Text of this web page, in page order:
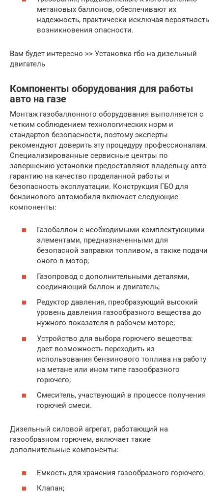
метановых баллонов, обеспечивают их
надежность, практически исключая вероятность
возникновения опасности.
Вам будет интересно >> Установка гбо на дизельный
двигатель
Компоненты оборудования для работы
авто на газе
Монтаж газобаллонного оборудования выполняется с
четким соблюдением технологических норм и
стандартов безопасности, поэтому эксперты
рекомендуют доверить эту процедуру профессионалам.
Специализированные сервисные центры по
завершению установки предоставляют владельцу авто
гарантию на качество проделанной работы и
безопасность эксплуатации. Конструкция ГБО для
бензинового автомобиля включает следующие
компоненты:
Газобаллон с необходимыми комплектующими
элементами, предназначенными для
безопасной заправки топливом, а также подачи
оного в мотор;
Газопровод с дополнительными деталями,
соединяющий баллон и двигатель;
Редуктор давления, преобразующий высокий
уровень давления газообразного вещества до
нужного показателя в рабочем моторе;
Устройство для выбора горючего вещества:
дает возможность переходить из
использования бензинового топлива на работу
на метане или ином типе газообразного
горючего;
Смеситель, участвующий в процессе получения
горючей смеси.
Дизельный силовой агрегат, работающий на
газообразном горючем, включает такие
дополнительные компоненты:
Емкость для хранения газообразного горючего;
Клапан;